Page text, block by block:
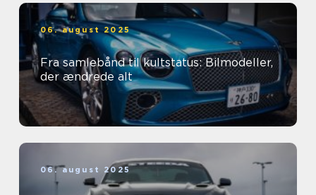
06. august 2025
Fra samlebånd til kultstatus: Bilmodeller,
der ændrede alt
06. august 2025